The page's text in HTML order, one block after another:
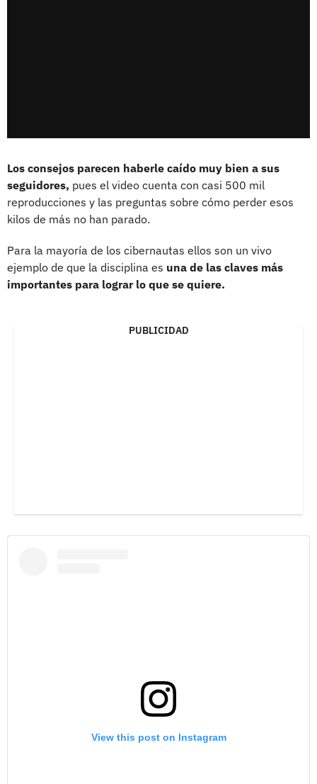
Los consejos parecen haberle caído muy bien a sus
seguidores, pues el video cuenta con casi 500 mil
reproducciones y las preguntas sobre cómo perder esos
kilos de más no han parado.
Para la mayoría de los cibernautas ellos son un vivo
ejemplo de que la disciplina es una de las claves más
importantes para lograr lo que se quiere.
PUBLICIDAD
View this post on Instagram